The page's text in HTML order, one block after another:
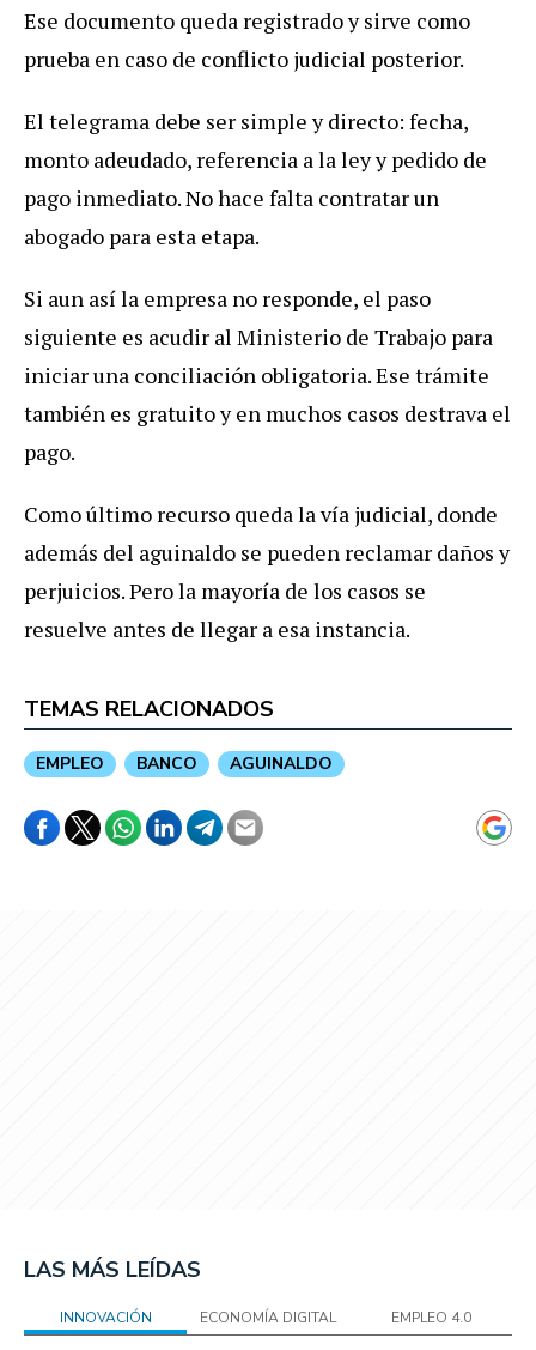
Ese documento queda registrado y sirve como
prueba en caso de conflicto judicial posterior.
El telegrama debe ser simple y directo: fecha,
monto adeudado, referencia a la ley y pedido de
pago inmediato. No hace falta contratar un
abogado para esta etapa.
Si aun así la empresa no responde, el paso
siguiente es acudir al Ministerio de Trabajo para
iniciar una conciliación obligatoria. Ese trámite
también es gratuito y en muchos casos destrava el
pago.
Como último recurso queda la vía judicial, donde
además del aguinaldo se pueden reclamar daños y
perjuicios. Pero la mayoría de los casos se
resuelve antes de llegar a esa instancia.
TEMAS RELACIONADOS
EMPLEO BANCO AGUINALDO
LAS MÁS LEÍDAS
INNOVACIÓN ECONOMÍA DIGITAL EMPLEO 4.0